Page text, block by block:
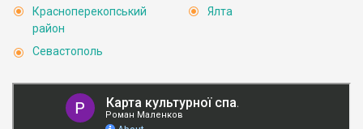
Красноперекопський
район
Севастополь
Ялта